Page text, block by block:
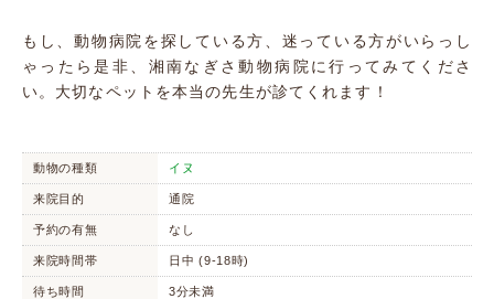
もし、動物病院を探している方、迷っている方がいらっし
ゃったら是非、湘南なぎさ動物病院に行ってみてくださ
い。大切なペットを本当の先生が診てくれます！
動物の種類 イヌ
来院目的 通院
予約の有無 なし
来院時間帯 日中 (9-18時)
待ち時間 3分未満